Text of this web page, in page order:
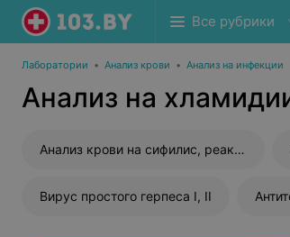
Все рубрики
Лаборатории • Анализ крови • Анализ на инфекции
Анализ на
Анализ крови на сифилис, реакция Вассермана (RW)
Вирус простого герпеса I, II